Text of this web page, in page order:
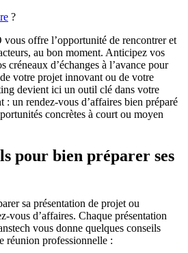
?
offre l’opportunité de rencontrer et
au bon moment. Anticipez vos
créneaux d’échanges à l’avance pour
votre projet innovant ou de votre
devient ici un outil clé dans votre
: un rendez-vous d’affaires bien préparé
concrètes à court ou moyen
pour bien préparer ses
sa présentation de projet ou
vous d’affaires. Chaque présentation
vous donne quelques conseils
réunion professionnelle :